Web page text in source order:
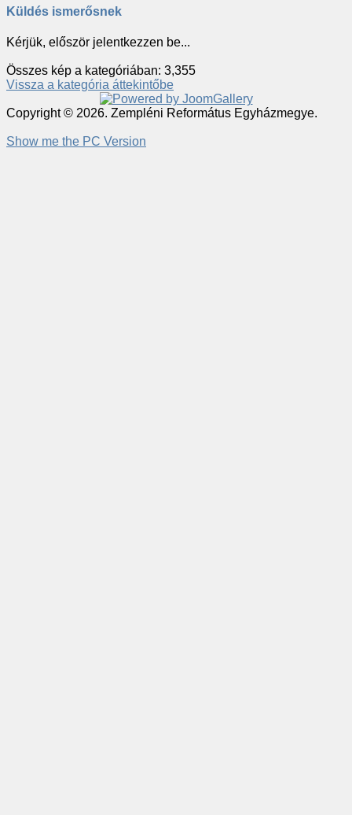
Küldés ismerősnek
Kérjük, először jelentkezzen be...
Összes kép a kategóriában: 3,355
Vissza a kategória áttekintőbe
Copyright © 2026. Zempléni Református Egyházmegye.
Show me the PC Version